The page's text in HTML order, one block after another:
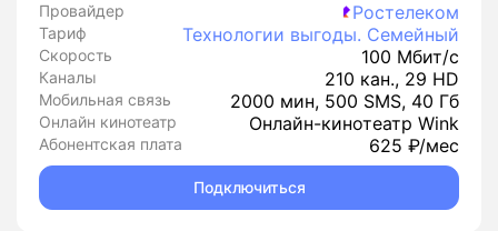
Провайдер Ростелеком
Тариф Технологии выгоды. Семейный
Скорость 100 Мбит/с
Каналы 210 кан., 29 HD
Мобильная связь 2000 мин, 500 SMS, 40 Гб
Онлайн кинотеатр Онлайн-кинотеатр Wink
Абонентская плата 625 ₽/мес
Подключиться